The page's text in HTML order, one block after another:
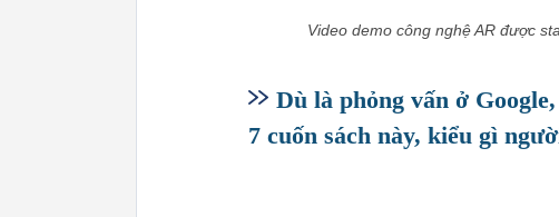
Video demo công nghệ AR được
Dù là phỏng vấn ở
7 cuốn sách này, kiểu gì